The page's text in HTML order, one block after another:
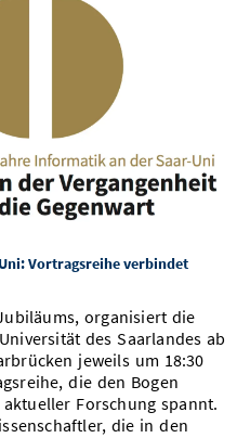
Vortragsreihe verbindet
organisiert die
des Saarlandes ab
jeweils um 18:30
die den Bogen
Forschung spannt.
die in den